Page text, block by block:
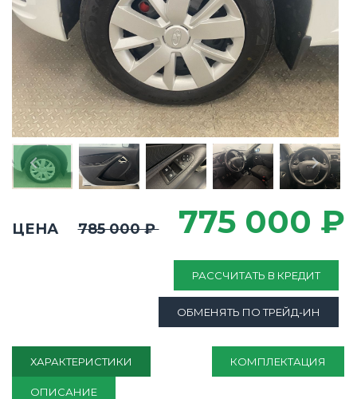
ХАРАКТЕРИСТИКИ КОМПЛЕКТАЦИЯ
ОПИСАНИЕ
ЦЕНА 785 000 ₽ 775 000 ₽
РАССЧИТАТЬ В КРЕДИТ
ОБМЕНЯТЬ ПО ТРЕЙД-ИН